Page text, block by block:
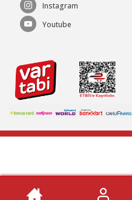
Instagram
Youtube